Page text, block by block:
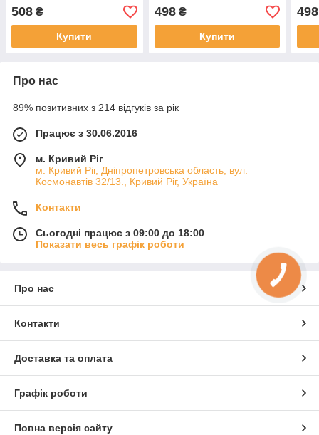
508 ₴
Купити
498₴
Купити
498
Про нас
89% позитивних з 214 відгуків за рік
Працює з 30.06.2016
м. Кривий Ріг
м. Кривий Ріг, Дніпропетровська область, вул.
Космонавтів 32/13., Кривий Ріг, Україна
Контакти
Сьогодні працює з 09:00 до 18:00
Показати весь графік роботи
Про нас
Контакти
Доставка та оплата
Графік роботи
Повна версія сайту
КНОПКА
ЗВ'ЯЗКУ